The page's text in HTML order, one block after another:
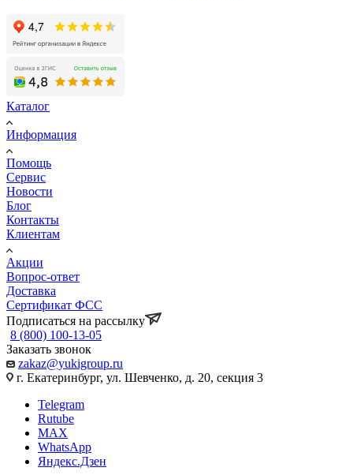
Каталог
Информация
Помощь
Сервис
Новости
Блог
Контакты
Клиентам
Акции
Вопрос-ответ
Доставка
Сертификат ФСС
Подписаться на рассылку
8 (800) 100-13-05
Заказать звонок
zakaz@yukigroup.ru
г. Екатеринбург, ул. Шевченко, д. 20, секция 3
Telegram
Rutube
MAX
WhatsApp
Яндекс.Дзен